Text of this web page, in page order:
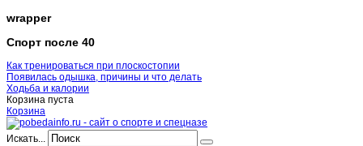
wrapper
Спорт после 40
Как тренироваться при плоскостопии
Появилась одышка, причины и что делать
Ходьба и калории
Корзина пуста
Корзина
Искать...